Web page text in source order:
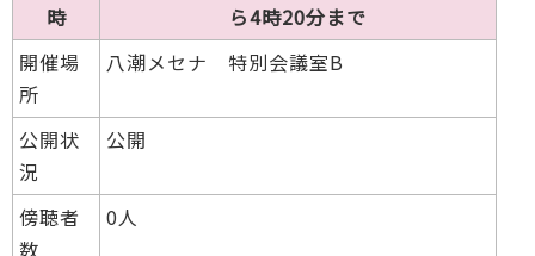
時
ら4時20分まで
開催場
所
八潮メセナ 特別会議室B
公開状
況
公開
傍聴者
数
0人